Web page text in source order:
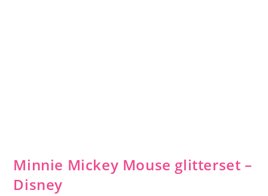
Minnie Mickey Mouse glitterset –
Disney